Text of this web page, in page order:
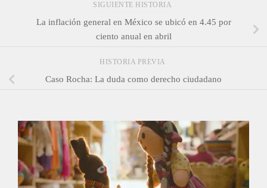
SIGUIENTE HISTORIA
La inflación general en México se ubicó en 4.45 por
ciento anual en abril
HISTORIA PREVIA
Caso Rocha: La duda como derecho ciudadano